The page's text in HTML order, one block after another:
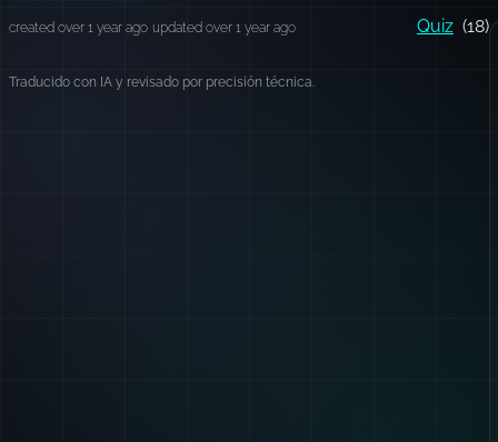
created over 1 year ago updated over 1 year ago Quiz (18)
Traducido con IA y revisado por precisión técnica.